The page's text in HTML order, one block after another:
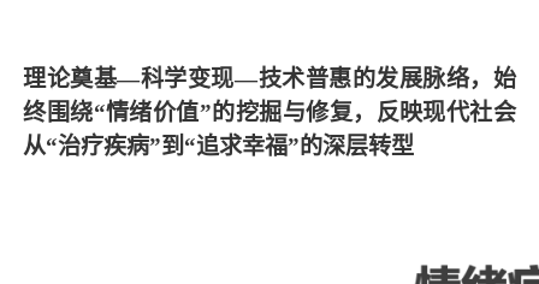
理论奠基—科学变现—技术普惠的发展脉络，始
终围绕“情绪价值”的挖掘与修复，反映现代社会
从“治疗疾病”到“追求幸福”的深层转型